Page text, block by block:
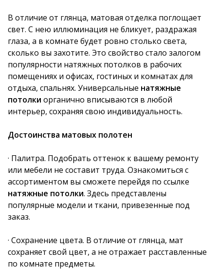
В отличие от глянца, матовая отделка поглощает
свет. С нею иллюминация не бликует, раздражая
глаза, а в комнате будет ровно столько света,
сколько вы захотите. Это свойство стало залогом
популярности натяжных потолков в рабочих
помещениях и офисах, гостиных и комнатах для
отдыха, спальнях. Универсальные натяжные
потолки органично вписываются в любой
интерьер, сохраняя свою индивидуальность.
Достоинства матовых полотен
· Палитра. Подобрать оттенок к вашему ремонту
или мебели не составит труда. Ознакомиться с
ассортиментом вы сможете перейдя по ссылке
натяжные потолки. Здесь представлены
популярные модели и ткани, привезенные под
заказ.
· Сохранение цвета. В отличие от глянца, мат
сохраняет свой цвет, а не отражает расставленные
по комнате предметы.